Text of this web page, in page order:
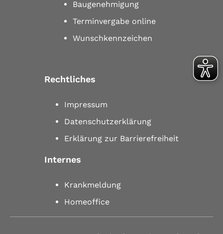
Baugenehmigung
Terminvergabe online
Wunschkennzeichen
Rechtliches
Impressum
Datenschutzerklärung
Erklärung zur Barrierefreiheit
Internes
Krankmeldung
Homeoffice